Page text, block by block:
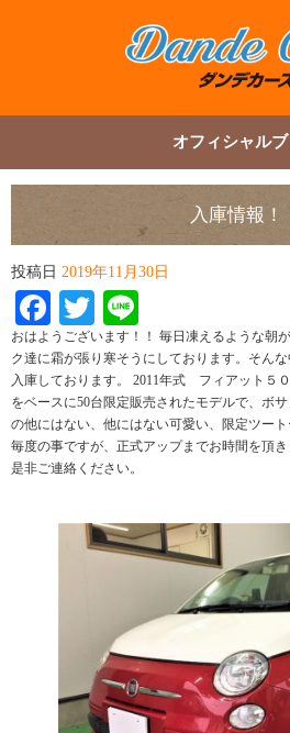
オフィシャル
入庫情報！
投稿日 2019年11月30日
Facebook
Twitter
おはようございます！！ 毎日凍えるような朝
ク達に霜が張り寒そうにしております。そん
入庫しております。 2011年式 フィアット
をベースに50台限定販売されたモデルで、ボ
の他にはない、他にはない可愛い、限定ツート
毎度の事ですが、正式アップまでお時間を頂
是非ご連絡ください。